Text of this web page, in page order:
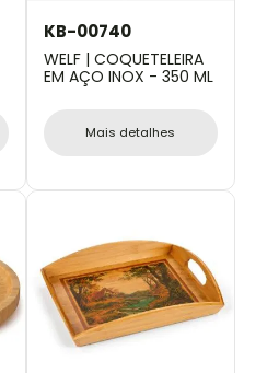
KB-00740
WELF | COQUETELEIRA
EM AÇO INOX - 350 ML
Mais detalhes